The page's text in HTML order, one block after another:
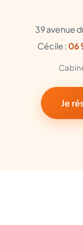
39 avenue
Cécile :06
Je